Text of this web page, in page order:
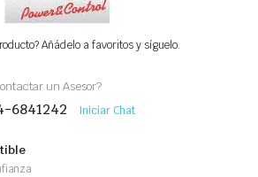
Añádelo a favoritos y síguelo.
un Asesor?
6841242 Iniciar Chat